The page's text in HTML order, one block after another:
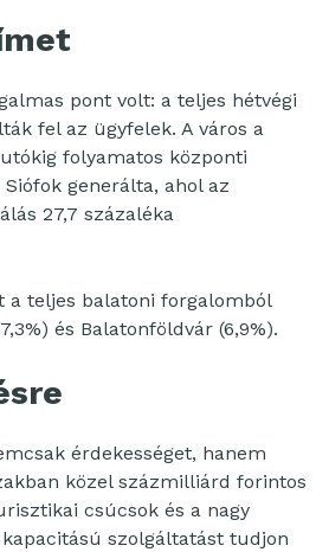
pont volt: a teljes hétvégi
fel az ügyfelek. A város a
folyamatos központi
generálta, ahol az
27,7 százaléka
a teljes balatoni forgalomból
és Balatonföldvár (6,9%).
érdekességet, hanem
közel százmilliárd forintos
csúcsok és a nagy
szolgáltatást tudjon